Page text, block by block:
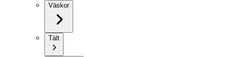
Väskor
Tält